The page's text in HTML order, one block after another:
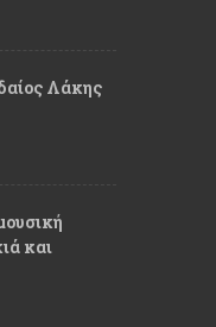
Λάκης
και